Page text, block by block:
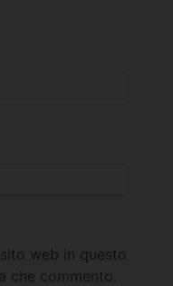
web in questo
che commento.